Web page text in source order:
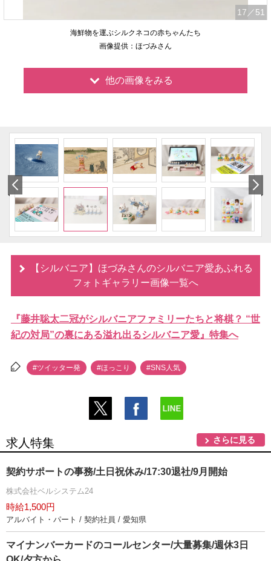
17 ／51
海鮮物を運ぶシルクネコの赤ちゃんたち
画像提供：ほづみさん
他の画像をみる
【シルバニア】ほづみさんのシルバニア愛あふれる
フォトギャラリー画像一覧へ
『藤井聡太二冠がシルバニアファミリーたちと将棋？ “世
紀の対局”の裏にある溢れ出るシルバニア愛』特集へ
#ツイッター発 #ほっこり #SNS人気
求人特集 さらに見る
契約サポートの事務/土日祝休み/17:30退社/9月開始
株式会社ベルシステム24
時給1,500円
アルバイト・パート / 契約社員 / 愛知県
マイナンバーカードのコールセンター/大量募集/週休3日